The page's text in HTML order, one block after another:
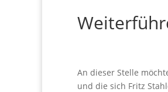
An dieser Stelle
und die sich Fritz